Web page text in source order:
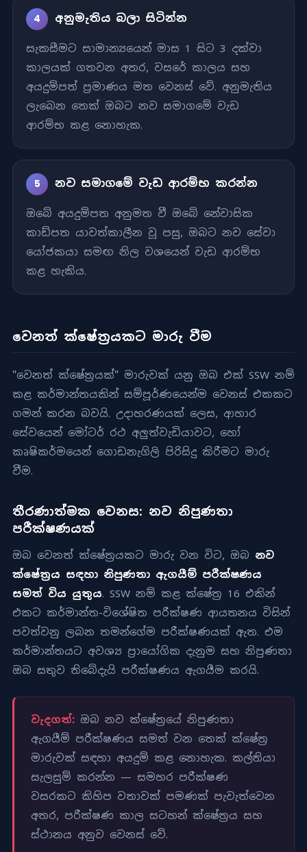
4 අනුමැතිය බලා සිටින්න
සැකසීමට සාමාන්‍යයෙන් මාස 1 සිට 3 දක්වා
කාලයක් ගතවන අතර, වසරේ කාලය සහ
අයදුම්පත් ප්‍රමාණය මත වෙනස් වේ. අනුමැතිය
ලැබෙන තෙක් ඔබට නව සමාගමේ වැඩ
ආරම්භ කළ නොහැක.
5 නව සමාගමේ වැඩ ආරම්භ කරන්න
ඔබේ අයදුම්පත අනුමත වී ඔබේ නේවාසික
කාඩ්පත යාවත්කාලීන වූ පසු, ඔබට නව සේවා
යෝජකයා සමඟ නිල වශයෙන් වැඩ ආරම්භ
කළ හැකිය.
වෙනත් ක්ෂේත්‍රයකට මාරු වීම
"වෙනත් ක්ෂේත්‍රයක්" මාරුවක් යනු ඔබ එක් SSW නම්
කළ කර්මාන්තයකින් සම්පූර්ණයෙන්ම වෙනස් එකකට
ගමන් කරන බවයි. උදාහරණයක් ලෙස, ආහාර
සේවයෙන් මෝටර් රථ අලුත්වැඩියාවට, හෝ
කෘෂිකර්මයෙන් ගොඩනැගිලි පිරිසිදු කිරීමට මාරු
වීම.
තීරණාත්මක වෙනස: නව නිපුණතා
පරීක්ෂණයක්
ඔබ වෙනත් ක්ෂේත්‍රයකට මාරු වන විට, ඔබ නව
ක්ෂේත්‍රය සඳහා නිපුණතා ඇගයීම් පරීක්ෂණය
සමත් විය යුතුය. SSW නම් කළ ක්ෂේත්‍ර 16 එකින්
එකට කර්මාන්ත-විශේෂිත පරීක්ෂණ ආයතනය විසින්
පවත්වනු ලබන තමන්ගේම පරීක්ෂණයක් ඇත. එම
කර්මාන්තයට අවශ්‍ය ප්‍රායෝගික දැනුම සහ නිපුණතා
ඔබ සතුව තිබේදැයි පරීක්ෂණය ඇගයීම කරයි.
වැදගත්: ඔබ නව ක්ෂේත්‍රයේ නිපුණතා
ඇගයීම් පරීක්ෂණය සමත් වන තෙක් ක්ෂේත්‍ර
මාරුවක් සඳහා අයදුම් කළ නොහැක. කල්තියා
සැලසුම් කරන්න — සමහර පරීක්ෂණ
වසරකට කිහිප වතාවක් පමණක් පැවැත්වෙන
අතර, පරීක්ෂණ කාල සටහන් ක්ෂේත්‍රය සහ
ස්ථානය අනුව වෙනස් වේ.